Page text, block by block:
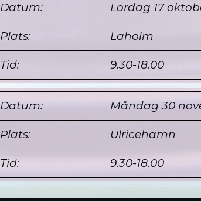
Datum: Lördag 17
Plats: Laholm
Tid: 9.30-18.00
Datum: Måndag 30
Plats: Ulricehamn
Tid: 9.30-18.00